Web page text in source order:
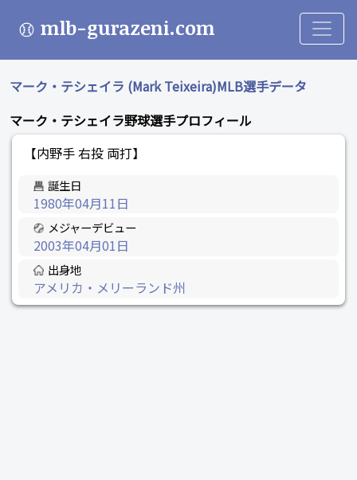
mlb-gurazeni.com
マーク・テシェイラ (Mark Teixeira)MLB選手データ
マーク・テシェイラ野球選手プロフィール
【内野手 右投 両打】
誕生日
1980年04月11日
メジャーデビュー
2003年04月01日
出身地
アメリカ・メリーランド州